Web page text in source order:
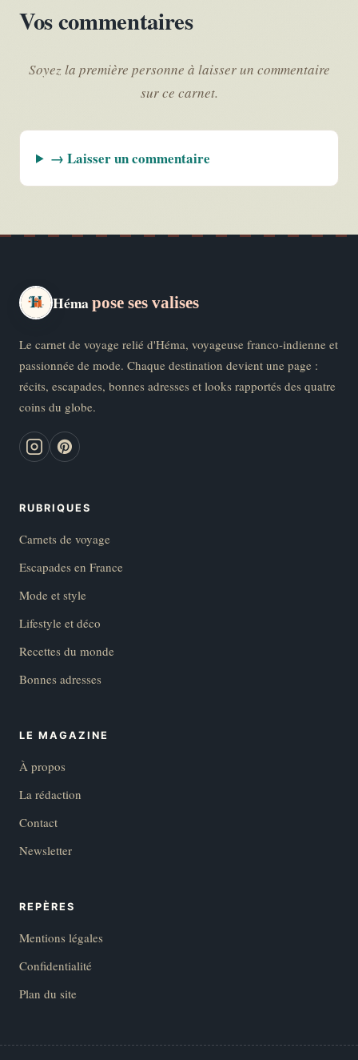
Vos commentaires
Soyez la première personne à laisser un commentaire
sur ce carnet.
→ Laisser un commentaire
Hémapose ses valises
Le carnet de voyage relié d'Héma, voyageuse franco-indienne et
passionnée de mode. Chaque destination devient une page :
récits, escapades, bonnes adresses et looks rapportés des quatre
coins du globe.
RUBRIQUES
Carnets de voyage
Escapades en France
Mode et style
Lifestyle et déco
Recettes du monde
Bonnes adresses
LE MAGAZINE
À propos
La rédaction
Contact
Newsletter
REPÈRES
Mentions légales
Confidentialité
Plan du site